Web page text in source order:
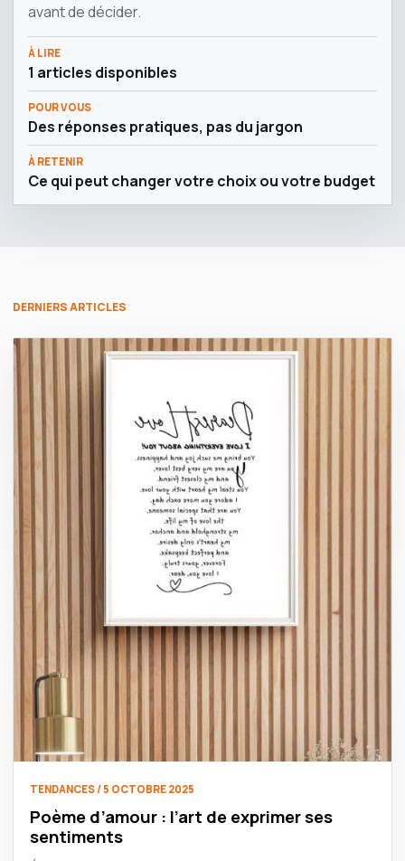
avant de décider.
À LIRE
1 articles disponibles
POUR VOUS
Des réponses pratiques, pas du jargon
À RETENIR
Ce qui peut changer votre choix ou votre budget
DERNIERS ARTICLES
TENDANCES / 5 OCTOBRE 2025
Poème d’amour : l’art de exprimer ses
sentiments